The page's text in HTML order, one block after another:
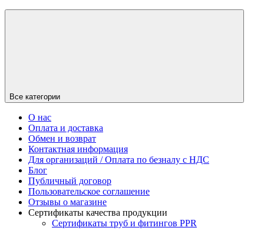
Все категории
О нас
Оплата и доставка
Обмен и возврат
Контактная информация
Для организаций / Оплата по безналу с НДС
Блог
Публичный договор
Пользовательское соглашение
Отзывы о магазине
Сертификаты качества продукции
Сертификаты труб и фитингов PPR